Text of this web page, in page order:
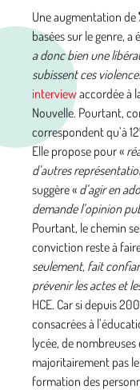
Une augmentation de
basées sur le genre,
a donc bien une
subissent ces
interviewaccordée à
Nouvelle. Pourtant,
correspondent qu’à
Elle propose pour «
d’autres
suggère « d’agir en
demande l’opinion
Pourtant, le chemin
conviction reste à
seulement, fait
prévenir les actes et
HCE. Car si depuis
consacrées à
lycée, de
majoritairement pas le
formation des